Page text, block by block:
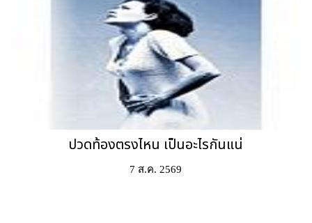
ปวดท้องตรงไหน เป็นอะไรกันแน่
7 ส.ค. 2569